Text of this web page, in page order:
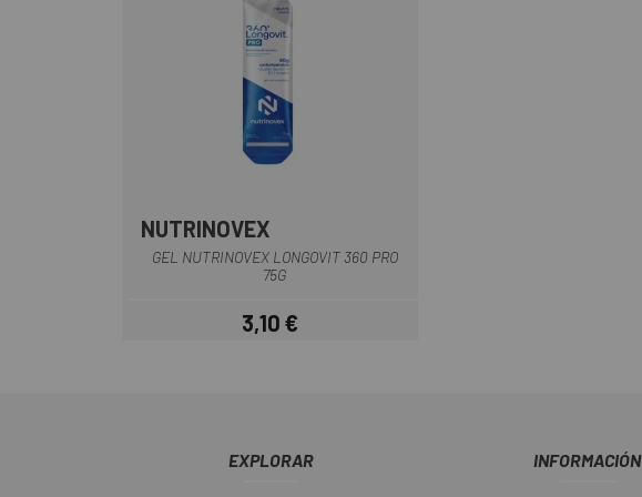
NUTRINOVEX
GEL NUTRINOVEX LONGOVIT 360 PRO
75G
Precio
3,10 €
EXPLORAR INFORMACIÓN